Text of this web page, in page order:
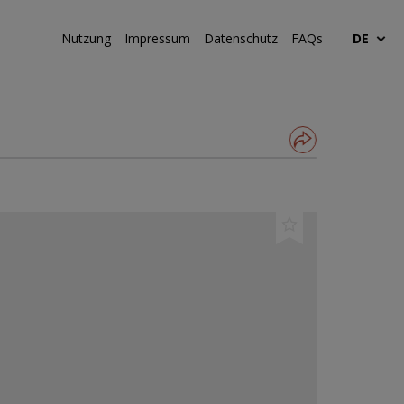
Nutzung Impressum Datenschutz FAQs DE